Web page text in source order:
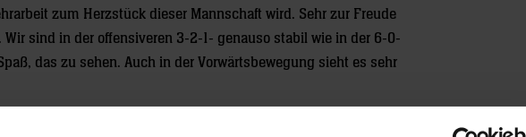
zum Herzstück dieser Mannschaft wird. Sehr zur Freude
sind in der offensiveren 3-2-1- genauso stabil wie in der 6-0-
das zu sehen. Auch in der Vorwärtsbewegung sieht es sehr
Kohlbacher hat nun auch Jesper Nielsen sein Comeback im